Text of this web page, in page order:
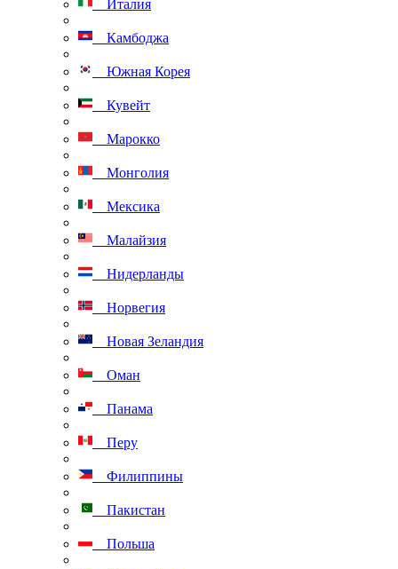
Италия
Камбоджа
Южная Корея
Кувейт
Марокко
Монголия
Мексика
Малайзия
Нидерланды
Норвегия
Новая Зеландия
Оман
Панама
Перу
Филиппины
Пакистан
Польша